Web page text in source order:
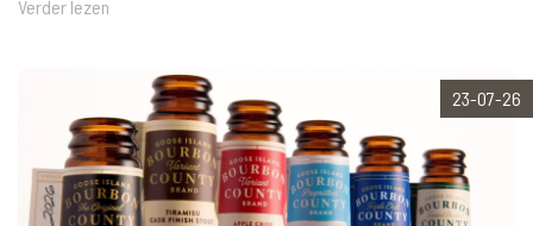
Verder lezen
23-07-26